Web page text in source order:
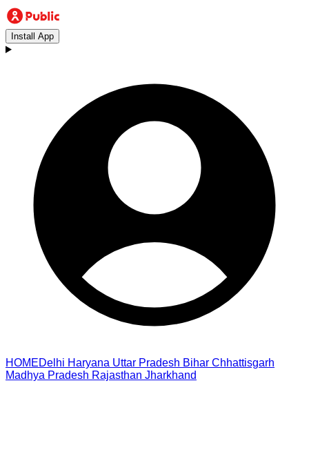
Install App
HOMEDelhi Haryana Uttar Pradesh Bihar Chhattisgarh
Madhya Pradesh Rajasthan Jharkhand